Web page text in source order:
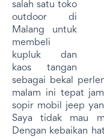
salah satu toko
outdoor di
Malang untuk
membeli
kupluk dan
kaos tangan
sebagai bekal
malam ini tepat
sopir mobil jeep
Saya tidak mau
Dengan kebaikan